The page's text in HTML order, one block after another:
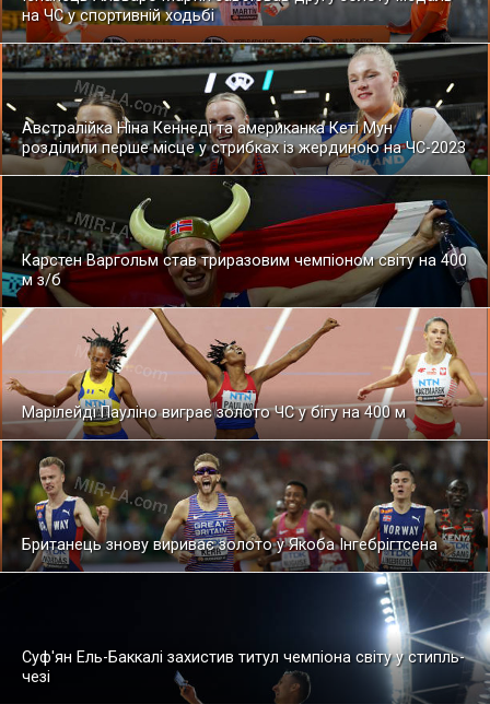
на ЧС у спортивній ходьбі
Австралійка Ніна Кеннеді та американка Кеті Мун
розділили перше місце у стрибках із жердиною на ЧС-2023
Карстен Варгольм став триразовим чемпіоном світу на 400
м з/б
Марілейді Пауліно виграє золото ЧС у бігу на 400 м
Британець знову вириває золото у Якоба Інгебрігтсена
Суф'ян Ель-Баккалі захистив титул чемпіона світу у стипль-
чезі